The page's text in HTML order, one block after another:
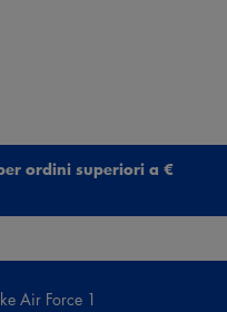
ordini superiori a €
Air Force 1